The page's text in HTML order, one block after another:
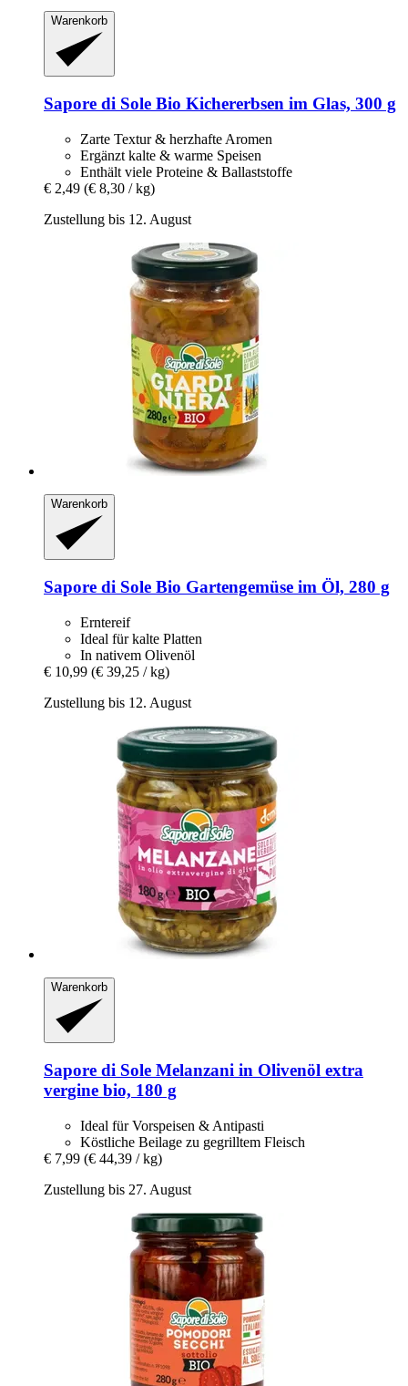
Warenkorb
Sapore di Sole Bio Kichererbsen im Glas, 300 g
Zarte Textur & herzhafte Aromen
Ergänzt kalte & warme Speisen
Enthält viele Proteine & Ballaststoffe
€ 2,49 (€ 8,30 / kg)
Zustellung bis 12. August
Warenkorb
Sapore di Sole Bio Gartengemüse im Öl, 280 g
Erntereif
Ideal für kalte Platten
In nativem Olivenöl
€ 10,99 (€ 39,25 / kg)
Zustellung bis 12. August
Warenkorb
Sapore di Sole Melanzani in Olivenöl extra
vergine bio, 180 g
Ideal für Vorspeisen & Antipasti
Köstliche Beilage zu gegrilltem Fleisch
€ 7,99 (€ 44,39 / kg)
Zustellung bis 27. August